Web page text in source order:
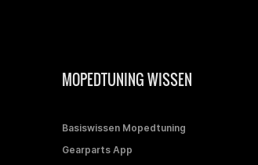
MOPEDTUNING WISSEN
Basiswissen Mopedtuning
Gearparts App